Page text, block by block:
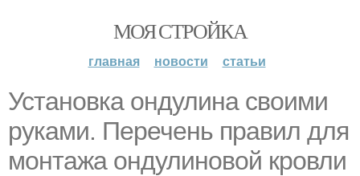
МОЯ СТРОЙКА
главная новости статьи
Установка ондулина своими
руками. Перечень правил для
монтажа ондулиновой кровли